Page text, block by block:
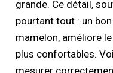
grande. Ce détail,
pourtant tout : un
mamelon, améliore
plus confortables.